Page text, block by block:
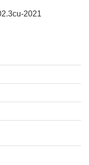
2021